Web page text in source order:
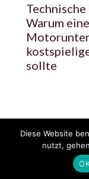
Warum
sollte
©
Diese Website
nutzt,